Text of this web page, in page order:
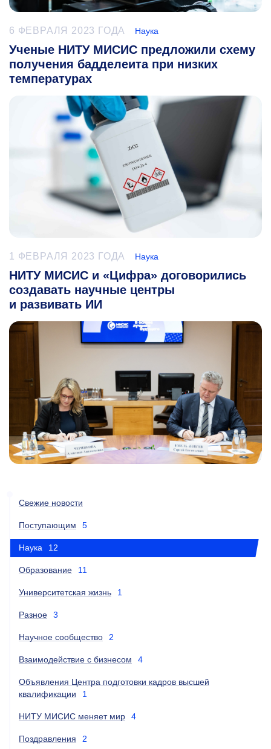
6 ФЕВРАЛЯ 2023 ГОДА Наука
Ученые НИТУ МИСИС предложили схему
получения бадделеита при низких
температурах
1 ФЕВРАЛЯ 2023 ГОДА Наука
НИТУ МИСИС и «Цифра» договорились
создавать научные центры
и развивать ИИ
Свежие новости
Поступающим 5
Наука 12
Образование 11
Университетская жизнь 1
Разное 3
Научное сообщество 2
Взаимодействие с бизнесом 4
Объявления Центра подготовки кадров высшей
квалификации
1
НИТУ МИСИС меняет мир 4
Поздравления 2